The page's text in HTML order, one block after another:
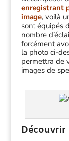
enregistrant
image, voilà
sont équipés
nombre
forcément
la photo ci-
permettra de
images de
Découvrir